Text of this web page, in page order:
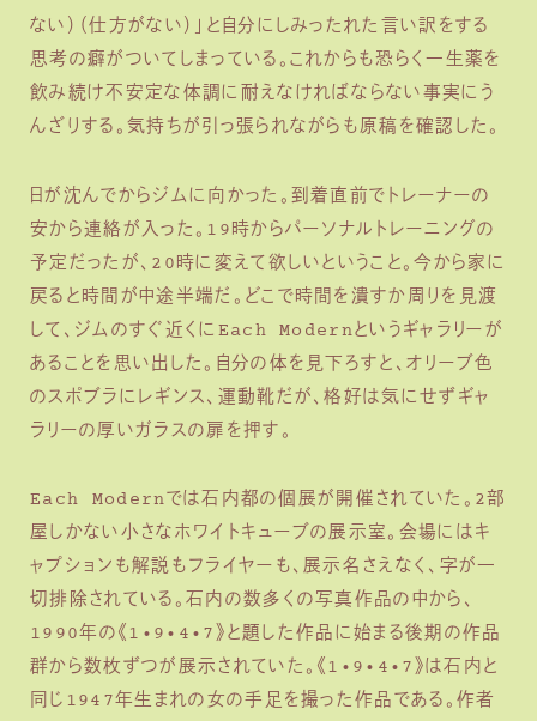
ない）（仕方がない）」と自分にしみったれた言い訳をする
思考の癖がついてしまっている。これからも恐らく一生薬を
飲み続け不安定な体調に耐えなければならない事実にう
んざりする。気持ちが引っ張られながらも原稿を確認した。
日が沈んでからジムに向かった。到着直前でトレーナーの
安から連絡が入った。19時からパーソナルトレーニングの
予定だったが、20時に変えて欲しいということ。今から家に
戻ると時間が中途半端だ。どこで時間を潰すか周りを見渡
して、ジムのすぐ近くにEach Modernというギャラリーが
あることを思い出した。自分の体を見下ろすと、オリーブ色
のスポブラにレギンス、運動靴だが、格好は気にせずギャ
ラリーの厚いガラスの扉を押す。
Each Modernでは石内都の個展が開催されていた。2部
屋しかない小さなホワイトキューブの展示室。会場にはキ
ャプションも解説もフライヤーも、展示名さえなく、字が一
切排除されている。石内の数多くの写真作品の中から、
1990年の《1•9•4•7》と題した作品に始まる後期の作品
群から数枚ずつが展示されていた。《1•9•4•7》は石内と
同じ1947年生まれの女の手足を撮った作品である。作者